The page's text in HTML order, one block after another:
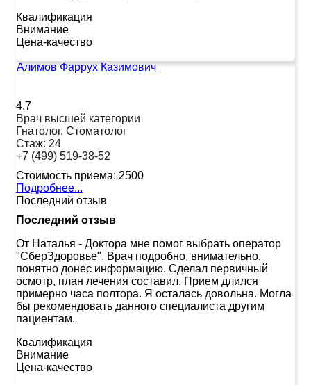
Квалификация
Внимание
Цена-качество
Алимов Фаррух Казимович
4.7
Врач высшей категории
Гнатолог, Стоматолог
Стаж: 24
+7 (499) 519-38-52
Стоимость приема: 2500
Подробнее...
Последний отзыв
Последний отзыв
От Наталья - Доктора мне помог выбрать оператор
"СберЗдоровье". Врач подробно, внимательно,
понятно донес информацию. Сделал первичный
осмотр, план лечения составил. Прием длился
примерно часа полтора. Я осталась довольна. Могла
бы рекомендовать данного специалиста другим
пациентам.
Квалификация
Внимание
Цена-качество